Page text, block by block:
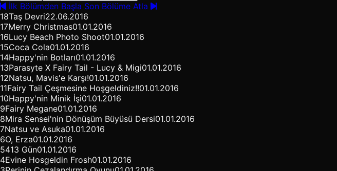
İlk Bölümden Başla Son Bölüme Atla
18Taş Devri22.06.2016
17Merry Christmas01.01.2016
16Lucy Beach Photo Shoot01.01.2016
15Coca Cola01.01.2016
14Happy'nin Botları01.01.2016
13Parasyte X Fairy Tail - Lucy & Migi01.01.2016
12Natsu, Mavis'e Karşı!01.01.2016
11Fairy Tail Çeşmesine Hoşgeldiniz!!01.01.2016
10Happy'nin Minik İşi01.01.2016
9Fairy Megane01.01.2016
8Mira Sensei'nin Dönüşüm Büyüsü Dersi01.01.2016
7Natsu ve Asuka01.01.2016
6O, Erza01.01.2016
5413 Gün01.01.2016
4Evine Hosgeldin Frosh01.01.2016